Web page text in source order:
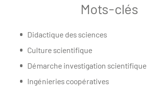
Mots-clés
Didactique des sciences
Culture scientifique
Démarche investigation scientifique
Ingénieries coopératives